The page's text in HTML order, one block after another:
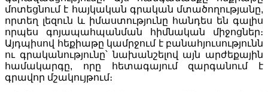
մոտեցնում է հայկական գրական մտածողությանը,
որտեղ լեզուն և իմաստությունը հանդես են գալիս
որպես գոյապահպանման հիմնական միջոցներ։
Այդպիսով հեքիաթը կամրջում է բանահյուսությունն
ու գրականությունը՝ նախանշելով այն արժեքային
համակարգը, որը հետագայում զարգանում է
գրավոր մշակույթում։